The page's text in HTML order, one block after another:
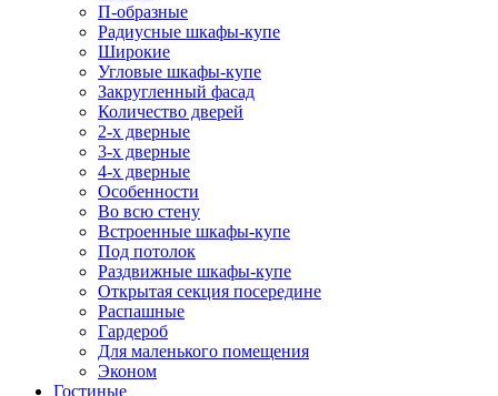
П-образные
Радиусные шкафы-купе
Широкие
Угловые шкафы-купе
Закругленный фасад
Количество дверей
2-х дверные
3-х дверные
4-х дверные
Особенности
Во всю стену
Встроенные шкафы-купе
Под потолок
Раздвижные шкафы-купе
Открытая секция посередине
Распашные
Гардероб
Для маленького помещения
Эконом
Гостиные